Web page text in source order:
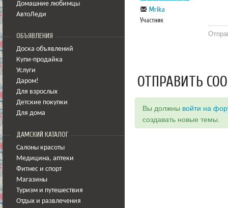
Домашние любимцы
АвтоЛеди
ОБЪЯВЛЕНИЯ
Доска объявлений
Купи-продайка
Услуги
Даром!
Для взрослых
Детские покупки
Для дома
ДАМСКИЙ КАТАЛОГ
Салоны красоты
Медицина, аптеки
Фитнес и спорт
Магазины
Туризм и путешествия
Отдых и развлечения
Mrika
Участник
ОТПРАВИТЬ
Вы должны войти на
создавать новые темы.